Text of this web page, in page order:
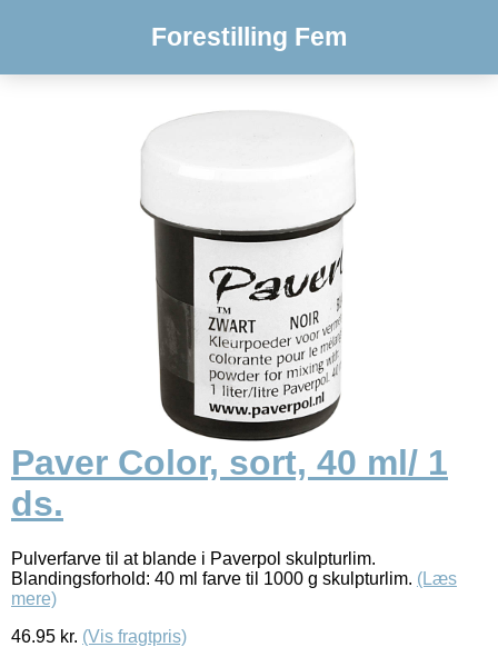
Forestilling Fem
Paver Color, sort, 40 ml/ 1
ds.
Pulverfarve til at blande i Paverpol skulpturlim.
Blandingsforhold: 40 ml farve til 1000 g skulpturlim. (Læs
mere)
46.95 kr. (Vis fragtpris)